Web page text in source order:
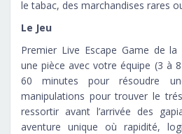
le tabac, des marchandises rares
Le Jeu
Premier Live Escape Game de
une pièce avec votre équipe (3 à
60 minutes pour résoudre
manipulations pour trouver le
ressortir avant l’arrivée des
aventure unique où rapidité,